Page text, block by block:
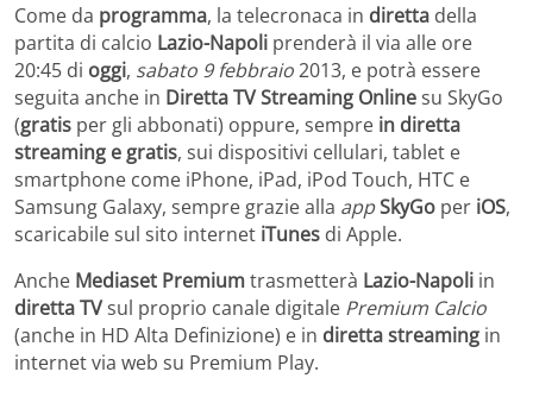
Come da programma, la telecronaca in diretta della
partita di calcio Lazio-Napoli prenderà il via alle ore
20:45 di oggi, sabato 9 febbraio2013, e potrà essere
seguita anche in Diretta TV Streaming Onlinesu SkyGo
(gratis per gli abbonati) oppure, sempre in diretta
streaming e gratis, sui dispositivi cellulari, tablet e
smartphone come iPhone, iPad, iPod Touch, HTC e
Samsung Galaxy, sempre grazie alla appSkyGo per iOS,
scaricabile sul sito internet iTunes di Apple.
Anche Mediaset Premiumtrasmetterà Lazio-Napoli in
diretta TVsul proprio canale digitale Premium Calcio
(anche in HD Alta Definizione) e in diretta streaming in
internet via web su Premium Play.